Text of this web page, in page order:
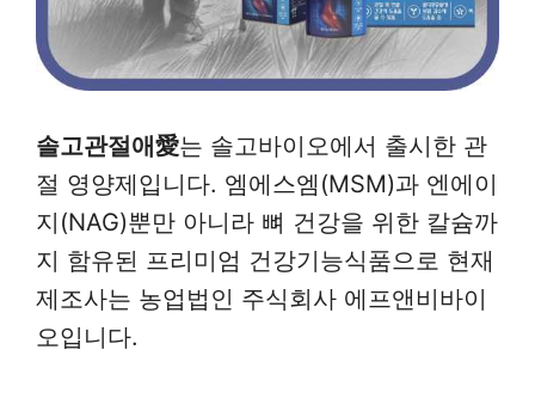
솔고관절애愛는 솔고바이오에서 출시한 관
절 영양제입니다. 엠에스엠(MSM)과 엔에이
지(NAG)뿐만 아니라 뼈 건강을 위한 칼슘까
지 함유된 프리미엄 건강기능식품으로 현재
제조사는 농업법인 주식회사 에프앤비바이
오입니다.